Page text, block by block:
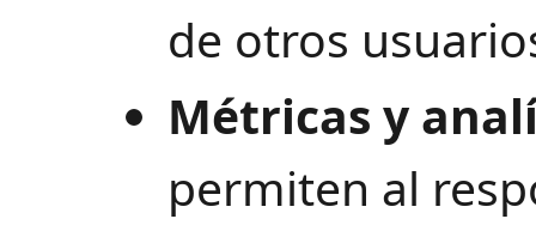
de otros
Métricas y
permiten al